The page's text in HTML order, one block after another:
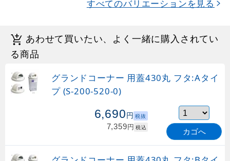
すべてのバリエーションを見る
あわせて買いたい、よく一緒に購入されてい
る商品
グランドコーナー 用蓋430丸 フタ:Aタイ
プ (S-200-520-0)
6,690円 税抜
7,359円 税込 カゴへ